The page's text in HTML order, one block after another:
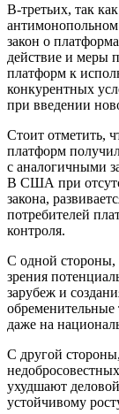
В-третьих, так
закон о
действие и меры
платформ к
конкурентных
при введении
Стоит отметить,
платформ
с аналогичными
В США при
закона,
потребителей
контроля.
С одной стороны,
зрения
зарубеж и
обременительные
даже на
С другой
ухудшают
устойчивому